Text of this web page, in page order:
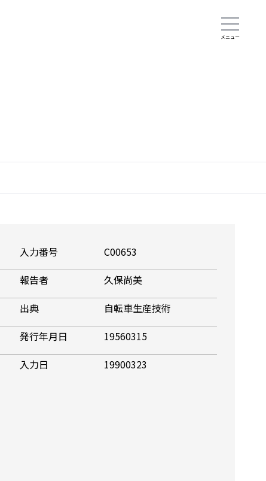
入力番号
C00653
報告者
久保尚美
出典
自転車生産技術
発行年月日
19560315
入力日 19900323